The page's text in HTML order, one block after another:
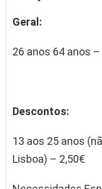
Geral:
26 anos 64 anos –
Descontos:
13 aos 25 anos
Lisboa) – 2,50€